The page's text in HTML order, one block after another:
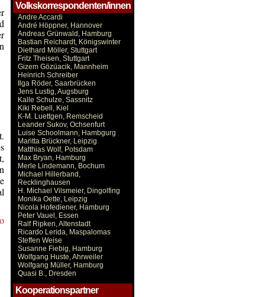
Volkskorrespondenten/innen
Andre Accardi
André Höppner, Hannover
Andreas Grünwald, Hamburg
Bastian Reichardt, Königswinter
Diethard Möller, Stuttgart
Fritz Theisen, Stuttgart
Gizem Gözüacik, Mannheim
Heinrich Schreiber
Ilga Röder, Saarbrücken
Jens Lustig, Augsburg
Kalle Schulze, Sassnitz
Kiki Rebell, Kiel
K-M. Luettgen, Remscheid
Leander Sukov, Ochsenfurt
Luise Schoolmann, Hambgurg
Maritta Brückner, Leipzig
Matthias Wolf, Potsdam
Max Bryan, Hamburg
Merle Lindemann, Bochum
Michael Hillerband,
Recklinghausen
H. Michael Vilsmeier, Dingolfing
Monika Oette, Leipzig
Nicola Hofediener, Hamburg
Peter Vauel, Essen
Ralf Ripken, Altenstadt
Ricardo Lerida, Maspalomas
Steffen Weise
Susanne Fiebig, Hamburg
Wolfgang Huste, Ahrweiler
Wolfgang Müller, Hamburg
Quasi B., Dresden
Kooperationspartner